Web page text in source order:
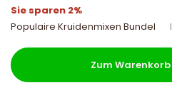
Sie sparen 2%
Populaire Kruidenmixen Bundel
Zum